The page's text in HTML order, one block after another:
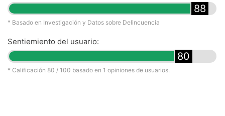
88
* Basado en Investigación y Datos sobre Delincuencia
Sentiemiento del usuario:
80
* Calificación 80 / 100 basado en 1 opiniones de usuarios.